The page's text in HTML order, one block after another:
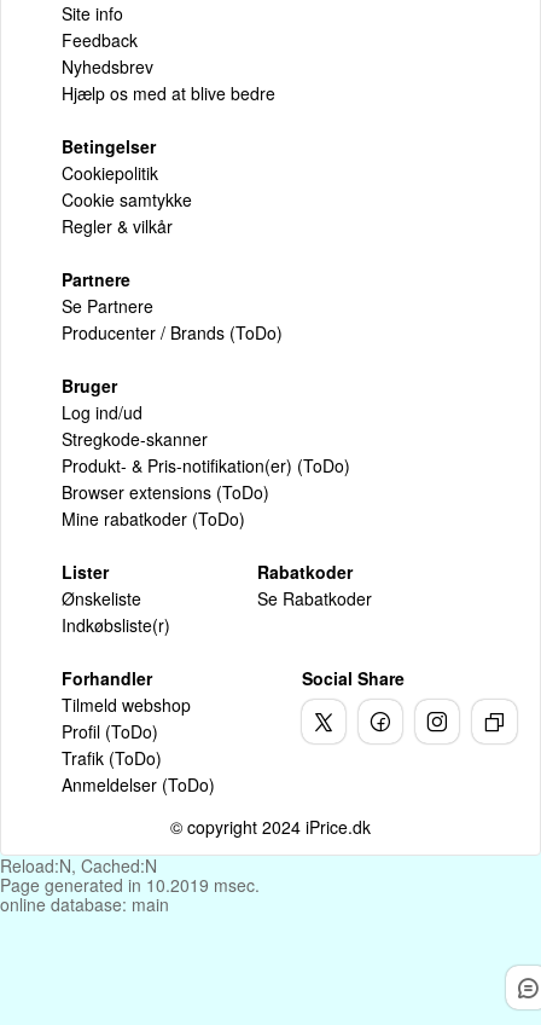
Site info
Feedback
Nyhedsbrev
Hjælp os med at blive bedre
Betingelser
Cookiepolitik
Cookie samtykke
Regler & vilkår
Partnere
Se Partnere
Producenter / Brands (ToDo)
Bruger
Log ind/ud
Stregkode-skanner
Produkt- & Pris-notifikation(er) (ToDo)
Browser extensions (ToDo)
Mine rabatkoder (ToDo)
Lister
Ønskeliste
Indkøbsliste(r)
Rabatkoder
Se Rabatkoder
Forhandler
Tilmeld webshop
Profil (ToDo)
Trafik (ToDo)
Anmeldelser (ToDo)
Social Share
© copyright 2024 iPrice.dk
Reload:N, Cached:N
Page generated in 10.2019 msec.
online database: main